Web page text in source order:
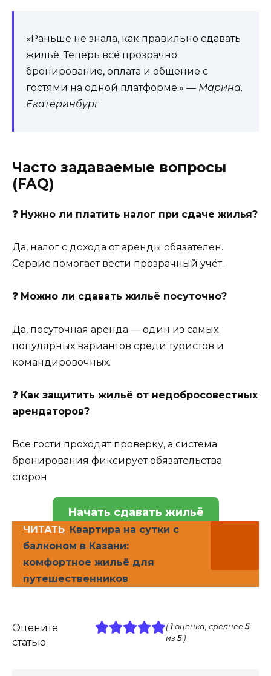
«Раньше не знала, как правильно сдавать
жильё. Теперь всё прозрачно:
бронирование, оплата и общение с
гостями на одной платформе.» — Марина,
Екатеринбург
Часто задаваемые вопросы
(FAQ)
❓ Нужно ли платить налог при сдаче жилья?
Да, налог с дохода от аренды обязателен.
Сервис помогает вести прозрачный учёт.
❓ Можно ли сдавать жильё посуточно?
Да, посуточная аренда — один из самых
популярных вариантов среди туристов и
командировочных.
❓ Как защитить жильё от недобросовестных
арендаторов?
Все гости проходят проверку, а система
бронирования фиксирует обязательства
сторон.
Начать сдавать жильё
ЧИТАТЬ Квартира на сутки с
балконом в Казани:
комфортное жильё для
путешественников
Оцените
статью
( 1оценка, среднее 5
из 5)